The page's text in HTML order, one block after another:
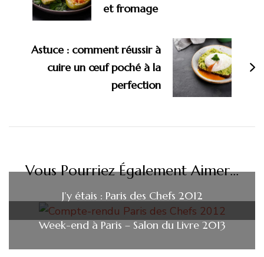
et fromage
Astuce : comment réussir à
cuire un œuf poché à la
perfection
Vous Pourriez Également Aimer...
J’y étais : Paris des Chefs 2012
Week-end à Paris – Salon du Livre 2013